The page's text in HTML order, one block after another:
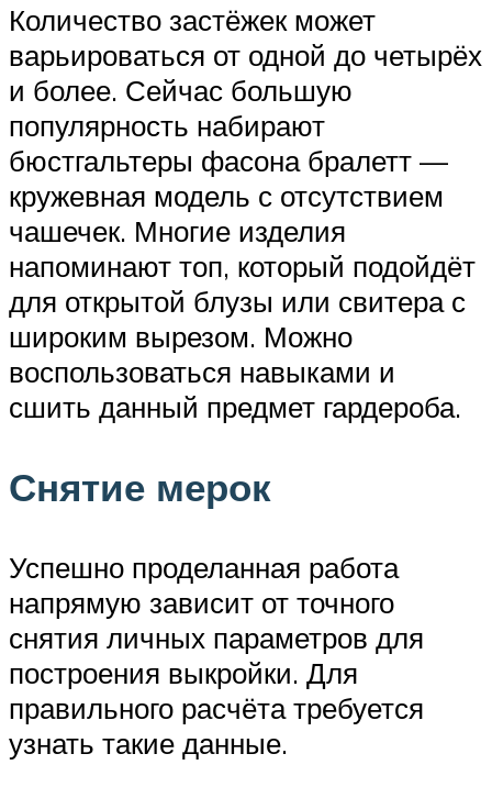
Количество застёжек может
варьироваться от одной до четырёх
и более. Сейчас большую
популярность набирают
бюстгальтеры фасона бралетт —
кружевная модель с отсутствием
чашечек. Многие изделия
напоминают топ, который подойдёт
для открытой блузы или свитера с
широким вырезом. Можно
воспользоваться навыками и
сшить данный предмет гардероба.
Снятие мерок
Успешно проделанная работа
напрямую зависит от точного
снятия личных параметров для
построения выкройки. Для
правильного расчёта требуется
узнать такие данные.